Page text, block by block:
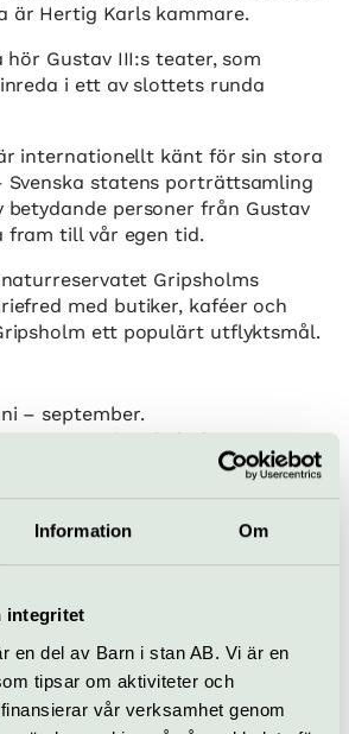
Information Om
integritet
en del av Barn i stan AB. Vi är en
tipsar om aktiviteter och
vår verksamhet genom
är Hertig Karls kammare.
hör Gustav III:s teater, som
i ett av slottets runda
internationellt känt för sin stora
statens porträttsamling
personer från Gustav
fram till vår egen tid.
Gripsholms
med butiker, kaféer och
ett populärt utflyktsmål.
– september.
öppet vissa helgdagar.
över 18 år 150 kr, barn 7-